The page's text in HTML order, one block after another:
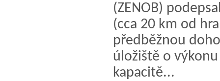
(ZENOB)
(cca 20 km od
předběžnou
úložiště o
kapacitě...